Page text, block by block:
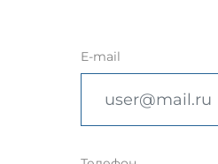
E-mail